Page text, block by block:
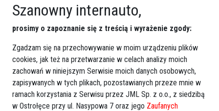
Szanowny internauto,
prosimy o zapoznanie się z treścią i wyrażenie zgody:
Zgadzam się na przechowywanie w moim urządzeniu plików
cookies, jak też na przetwarzanie w celach analizy moich
zachowań w niniejszym Serwisie moich danych osobowych,
zapisywanych w tych plikach, pozostawianych przeze mnie w
ramach korzystania z Serwisu przez JML Sp. z o.o., z siedzibą
w Ostrołęce przy ul. Nasypowa 7 oraz jego Zaufanych